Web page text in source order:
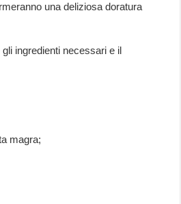
una deliziosa doratura
ingredienti necessari e il
magra;